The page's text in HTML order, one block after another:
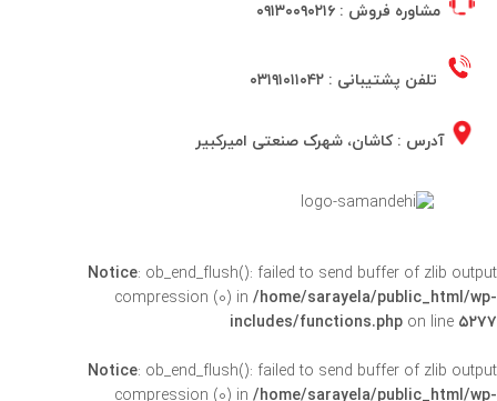
مشاوره فروش : ۰۹۱۳۰۰۹۰۲۱۶
تلفن پشتیبانی : ۰۳۱۹۱۰۱۱۰۴۲
آدرس : کاشان، شهرک صنعتی امیرکبیر
Notice: ob_end_flush(): failed to send buffer of zlib output
compression (0) in/home/sarayela/public_html/wp-
includes/functions.php on line ۵۲۷۷
Notice: ob_end_flush(): failed to send buffer of zlib output
compression (0) in/home/sarayela/public_html/wp-